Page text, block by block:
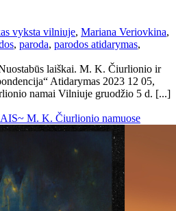
vyksta vilniuje, Mariana Veriovkina,
, paroda, parodos atidarymas,
laiškai. M. K. Čiurlionio ir
Atidarymas 2023 12 05,
namai Vilniuje gruodžio 5 d. [...]
M. K. Čiurlionio namuose